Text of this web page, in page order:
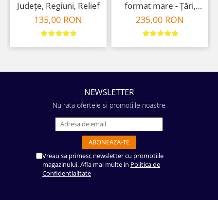
Județe, Regiuni, Relief
135,00 RON
format mare - Țări,
Relief, Steaguri și
Obiective Turistice
235,00 RON
NEWSLETTER
Nu rata ofertele si promotiile noastre
Vreau sa primesc newsletter cu promotiile
magazinului. Afla mai multe in Politica de
Confidentialitate